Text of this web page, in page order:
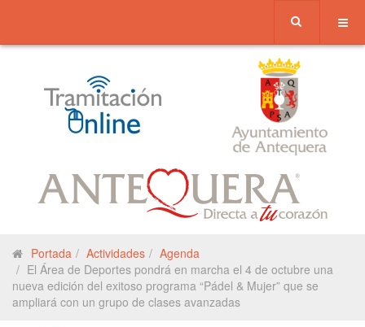
Portada Actividades
Agenda
El Área de Deportes pondrá en marcha el 4 de octubre una
nueva edición del exitoso programa “Pádel & Mujer” que se
ampliará con un grupo de clases avanzadas